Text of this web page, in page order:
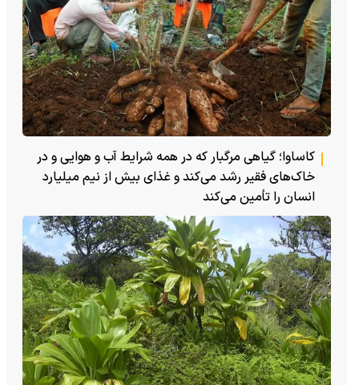
کاساوا؛ گیاهی مرگبار که در همه شرایط آب و هوایی و در
خاک‌های فقیر رشد می‌کند و غذای بیش از نیم میلیارد
انسان را تأمین می‌کند